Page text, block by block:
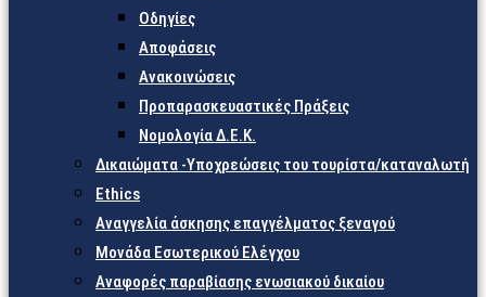
Οδηγίες
Αποφάσεις
Ανακοινώσεις
Προπαρασκευαστικές Πράξεις
Νομολογία Δ.Ε.Κ.
Δικαιώματα -Υποχρεώσεις του τουρίστα/καταναλωτή
Ethics
Αναγγελία άσκησης επαγγέλματος ξεναγού
Μονάδα Εσωτερικού Ελέγχου
Αναφορές παραβίασης ενωσιακού δικαίου